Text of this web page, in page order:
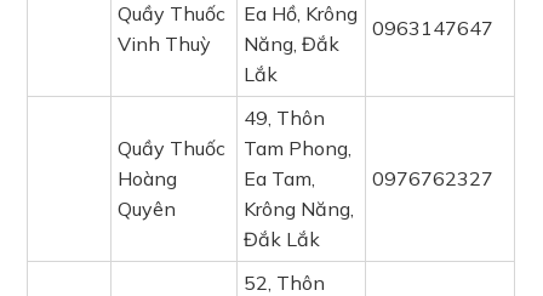
Quầy Thuốc
Vinh Thuỳ
Ea Hồ, Krông
Năng, Đắk
Lắk
0963147647
Quầy Thuốc
Hoàng
Quyên
49, Thôn
Tam Phong,
Ea Tam,
Krông Năng,
Đắk Lắk
0976762327
52, Thôn